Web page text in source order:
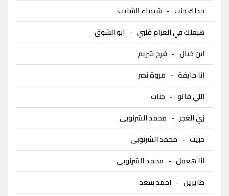
خدلك جنب - شيماء الشايب
هبعلك في الغرام قلبي - ابو الشوق
ابن خيال - فرح شريم
انا خايفة - مروة نصر
اللي فاتو - جنات
زي الغجر - محمد الشرنوبى
حبيت - محمد الشرنوبى
انا هعمل - محمد الشرنوبى
طايرين - احمد سعد